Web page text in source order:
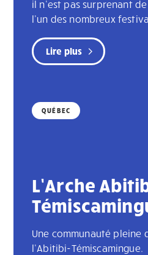
il n’est pas surprenant
l’un des nombreux
Lire plus
QUÉBEC
L’Arche
Une communauté
l’Abitibi-Témiscamingue.